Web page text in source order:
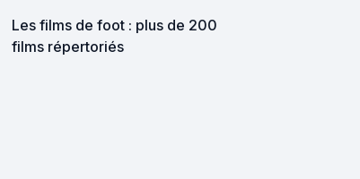
Les films de foot : plus de 200
films répertoriés